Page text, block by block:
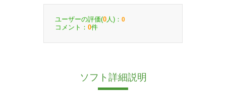
ユーザーの評価(0 人)： 0
コメント： 0件
ソフト詳細説明